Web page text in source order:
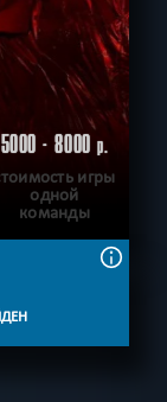
5000 - 8000р.
игры
одной
команды